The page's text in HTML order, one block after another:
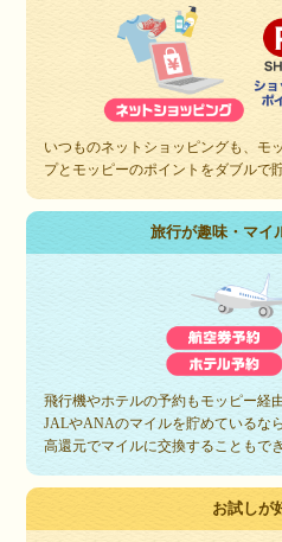
いつものネットショッピングも、モ
プとモッピーのポイントをダブルで
旅行が趣味・マイ
飛行機やホテルの予約もモッピー経
JALやANAのマイルを貯めているな
高還元でマイルに交換することもで
お試しが